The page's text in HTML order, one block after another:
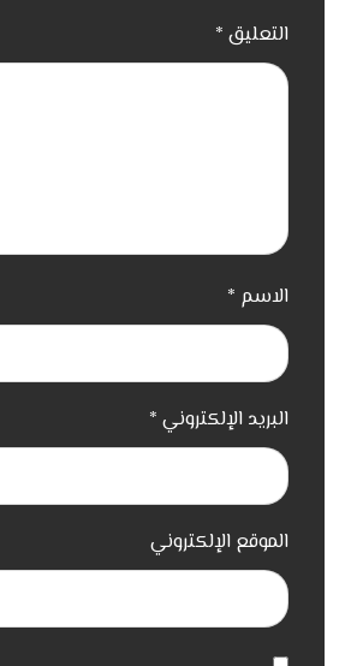
التعليق *
الاسم *
البريد الإلكتروني *
الموقع الإلكتروني